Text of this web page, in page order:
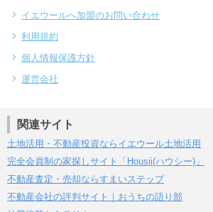
イエウールへ加盟のお問い合わせ
利用規約
個人情報保護方針
運営会社
関連サイト
土地活用・不動産投資ならイエウール土地活用
完全会員制の家探しサイト「Housii(ハウシー)」
不動産査定・売却ならすまいステップ
不動産会社の評判サイト｜おうちの語り部